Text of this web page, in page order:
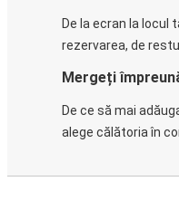
De la ecran la locul
rezervarea, de
Mergeți
De ce să mai
alege călătoria în